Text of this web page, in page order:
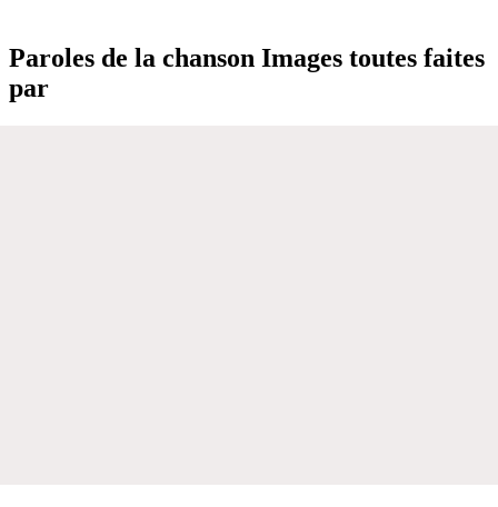
Paroles de la chanson Images toutes faites
par